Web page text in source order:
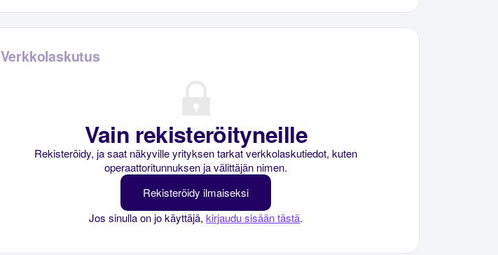
Verkkolaskutus
Vain rekisteröityneille
Rekisteröidy, ja saat näkyville yrityksen tarkat verkkolaskutiedot, kuten
operaattoritunnuksen ja välittäjän nimen.
Rekisteröidy ilmaiseksi
Jos sinulla on jo käyttäjä,kirjaudu sisään tästä.